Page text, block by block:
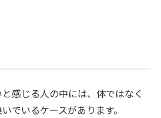
感じる人の中には、体ではなく
でいるケースがあります。